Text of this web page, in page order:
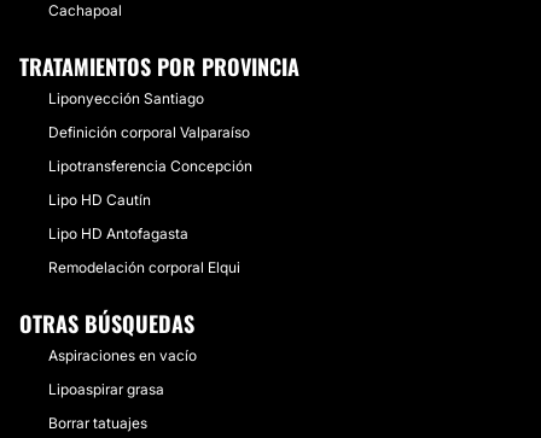
Cachapoal
TRATAMIENTOS POR PROVINCIA
Liponyección Santiago
Definición corporal Valparaíso
Lipotransferencia Concepción
Lipo HD Cautín
Lipo HD Antofagasta
Remodelación corporal Elqui
OTRAS BÚSQUEDAS
Aspiraciones en vacío
Lipoaspirar grasa
Borrar tatuajes